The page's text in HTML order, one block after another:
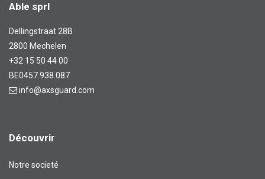
Able sprl
Dellingstraat 28B
2800 Mechelen
+32 15 50 44 00
BE0457.938.087
info@axsguard.com
Découvrir
Notre societé